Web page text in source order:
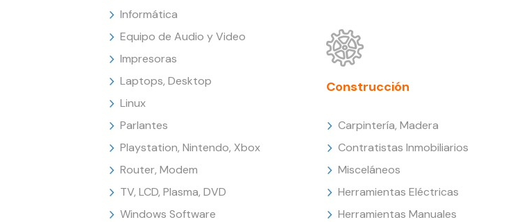
Informática
Equipo de Audio y Video
Impresoras
Laptops, Desktop
Linux
Parlantes
Playstation, Nintendo, Xbox
Router, Modem
TV, LCD, Plasma, DVD
Windows Software
Construcción
Carpintería, Madera
Contratistas Inmobiliarios
Misceláneos
Herramientas Eléctricas
Herramientas Manuales